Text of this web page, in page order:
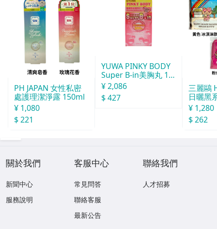
PH JAPAN 女性私密
處護理潔淨露 150ml
¥ 1,080
$ 221
YUWA PINKY BODY
Super B-in美胸丸 15
0粒
¥ 2,086
$ 427
三麗鷗
日曬黑
袋（M
¥ 1,280
$ 262
關於我們
新聞中心
服務說明
客服中心
常見問答
聯絡客服
最新公告
聯絡我們
人才招募